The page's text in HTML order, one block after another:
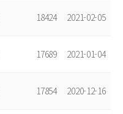
18424 2021-02-05
17689 2021-01-04
17854 2020-12-16